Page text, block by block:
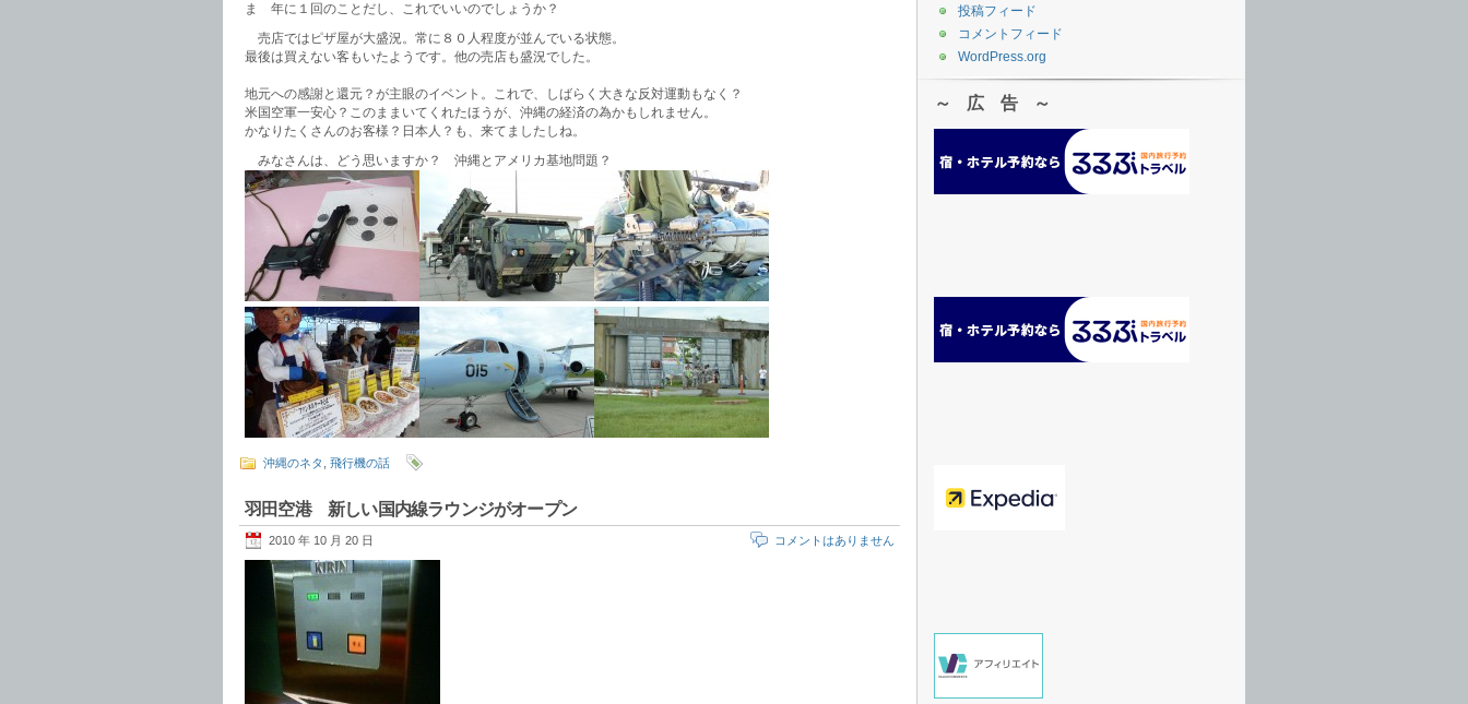
ま 年に１回のことだし、これでいいのでしょうか？
売店ではピザ屋が大盛況。常に８０人程度が並んでいる状態。
最後は買えない客もいたようです。他の売店も盛況でした。
地元への感謝と還元？が主眼のイベント。これで、しばらく大きな反対運動もなく？
米国空軍一安心？このままいてくれたほうが、沖縄の経済の為かもしれません。
かなりたくさんのお客様？日本人？も、来てましたしね。
みなさんは、どう思いますか？ 沖縄とアメリカ基地問題？
沖縄のネタ 飛行機の話
羽田空港 新しい国内線ラウンジがオープン
2010 年 10 月 20 日 コメントはありません
投稿フィード
コメントフィード
WordPress.org
～ 広 告 ～